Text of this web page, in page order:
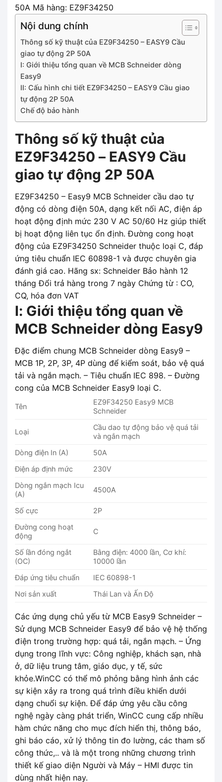
50A Mã hàng: EZ9F34250
Nội dung chính
Thông số kỹ thuật của EZ9F34250 – EASY9 Cầu
giao tự động 2P 50A
I: Giới thiệu tổng quan về MCB Schneider dòng
Easy9
II: Cấu hình chi tiết EZ9F34250 – EASY9 Cầu giao
tự động 2P 50A
Chế độ bảo hành
Thông số kỹ thuật của
EZ9F34250 – EASY9 Cầu
giao tự động 2P 50A
EZ9F34250 – Easy9 MCB Schneider cầu dao tự
động có dòng điện 50A, dạng kết nối AC, điện áp
hoạt động định mức 230 V AC 50/60 Hz giúp thiết
bị hoạt động liên tục ổn định. Đường cong hoạt
động của EZ9F34250 Schneider thuộc loại C, đáp
ứng tiêu chuẩn IEC 60898-1 và được chuyên gia
đánh giá cao. Hãng sx: Schneider Bảo hành 12
tháng Đổi trả hàng trong 7 ngày Chứng từ : CO,
CQ, hóa đơn VAT
I: Giới thiệu tổng quan về
MCB Schneider dòng Easy9
Đặc điểm chung MCB Schneider dòng Easy9 –
MCB 1P, 2P, 3P, 4P dùng để kiểm soát, bảo vệ quá
tải và ngắn mạch. – Tiêu chuẩn IEC 898. – Đường
cong của MCB Schneider Easy9 loại C.
Tên
EZ9F34250 Easy9 MCB
Schneider
Loại
Cầu dao tự động bảo vệ quá tải
và ngắn mạch
Dòng điện In (A)
50A
Điện áp định mức
230V
Dòng ngắn mạch Icu
(A)
4500A
Số cực
2P
Đường cong hoạt
động
C
Số lần đóng ngắt
(OC)
Bằng điện: 4000 lần, Cơ khí:
10000 lần
Đáp ứng tiêu chuẩn
IEC 60898-1
Nơi sản xuất
Thái Lan và Ấn Độ
Các ứng dụng chủ yếu từ MCB Easy9 Schneider –
Sử dụng MCB Schneider Easy9 để bảo vệ hệ thống
điện trong trường hợp: quá tải, ngắn mạch. – Ứng
dụng trong lĩnh vực: Công nghiệp, khách sạn, nhà
ở, dữ liệu trung tâm, giáo dục, y tế, sức
khỏe.WinCC có thể mô phỏng bằng hình ảnh các
sự kiện xảy ra trong quá trình điều khiển dưới
dạng chuổi sự kiện. Để đáp ứng yêu cầu công
nghệ ngày càng phát triển, WinCC cung cấp nhiều
hàm chức năng cho mục đích hiển thị, thông báo,
ghi báo cáo, xử lý thông tin đo lường, các tham số
công thức,.. và là một trong những chương trình
thiết kế giao diện Người và Máy – HMI được tin
dùng nhất hiện nay.